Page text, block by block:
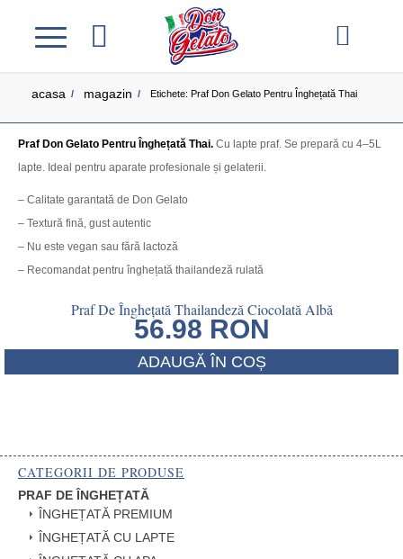
acasa / magazin / Etichete: Praf Don Gelato Pentru Înghețată Thai
Praf Don Gelato Pentru Înghețată Thai. Cu lapte praf. Se prepară cu 4–5L
lapte. Ideal pentru aparate profesionale și gelaterii.
– Calitate garantată de Don Gelato
– Textură fină, gust autentic
– Nu este vegan sau fără lactoză
– Recomandat pentru înghețată thailandeză rulată
Praf De Înghețată Thailandeză Ciocolată Albă
56.98 RON
ADAUGĂ ÎN COȘ
CATEGORII DE PRODUSE
PRAF DE ÎNGHEȚATĂ
ÎNGHEȚATĂ PREMIUM
ÎNGHEȚATĂ CU LAPTE